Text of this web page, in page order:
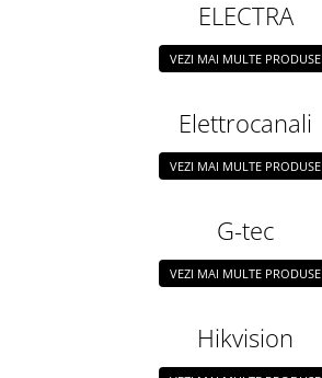
ELECTRA
VEZI MAI MULTE PRODUSE
Elettrocanali
VEZI MAI MULTE PRODUSE
G-tec
VEZI MAI MULTE PRODUSE
Hikvision